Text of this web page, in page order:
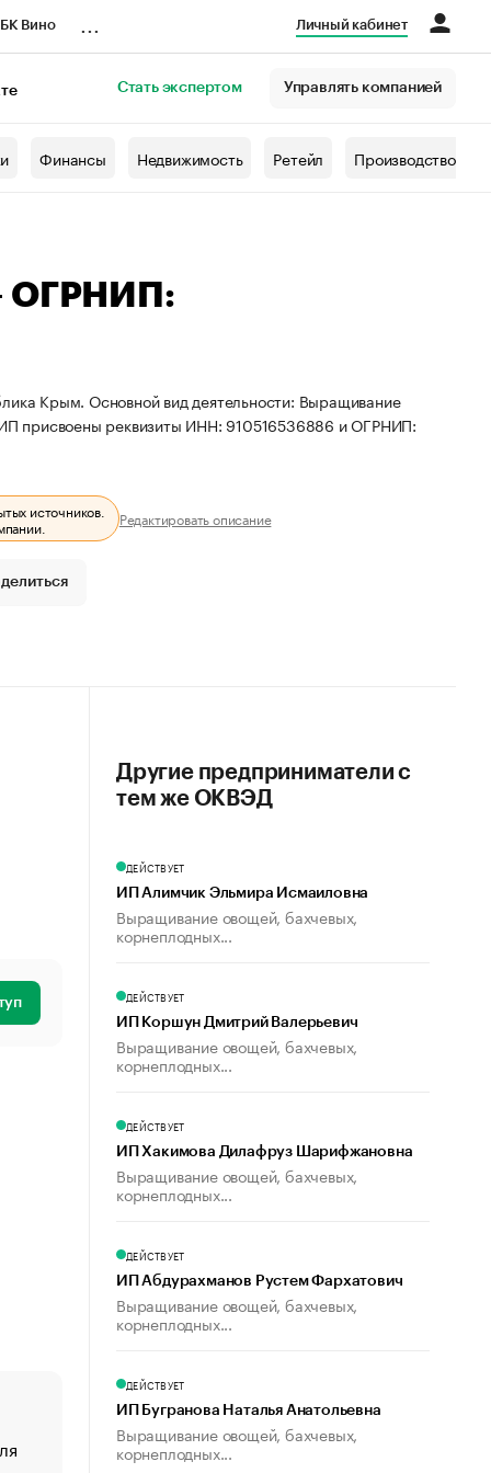
Вино Личный кабинет
Стать экспертом Управлять компанией
Финансы Недвижимость Ретейл Производство
ОГРНИП:
Крым. Основной вид деятельности: Выращивание
присвоены реквизиты ИНН: 910516536886 и ОГРНИП:
источников.
Редактировать описание
«От спорта тело стареет иначе». Как живет глава
Другие предприниматели с
тем же ОКВЭД
ДЕЙСТВУЕТ
ИП Алимчик Эльмира Исмаиловна
Выращивание овощей, бахчевых,
корнеплодных...
ДЕЙСТВУЕТ
ИП Коршун Дмитрий Валерьевич
Выращивание овощей, бахчевых,
корнеплодных...
ДЕЙСТВУЕТ
ИП Хакимова Дилафруз Шарифжановна
Выращивание овощей, бахчевых,
корнеплодных...
ДЕЙСТВУЕТ
ИП Абдурахманов Рустем Фархатович
Выращивание овощей, бахчевых,
корнеплодных...
ДЕЙСТВУЕТ
ИП Бугранова Наталья Анатольевна
Выращивание овощей, бахчевых,
корнеплодных...